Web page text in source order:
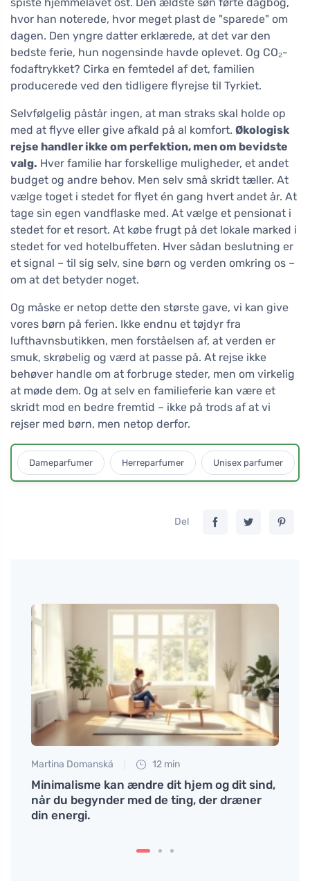
spiste hjemmelavet ost. Den ældste søn førte dagbog,
hvor han noterede, hvor meget plast de "sparede" om
dagen. Den yngre datter erklærede, at det var den
bedste ferie, hun nogensinde havde oplevet. Og CO₂-
fodaftrykket? Cirka en femtedel af det, familien
producerede ved den tidligere flyrejse til Tyrkiet.
Selvfølgelig påstår ingen, at man straks skal holde op
med at flyve eller give afkald på al komfort. Økologisk
rejse handler ikke om perfektion, men om bevidste
valg. Hver familie har forskellige muligheder, et andet
budget og andre behov. Men selv små skridt tæller. At
vælge toget i stedet for flyet én gang hvert andet år. At
tage sin egen vandflaske med. At vælge et pensionat i
stedet for et resort. At købe frugt på det lokale marked i
stedet for ved hotelbuffeten. Hver sådan beslutning er
et signal – til sig selv, sine børn og verden omkring os –
om at det betyder noget.
Og måske er netop dette den største gave, vi kan give
vores børn på ferien. Ikke endnu et tøjdyr fra
lufthavnsbutikken, men forståelsen af, at verden er
smuk, skrøbelig og værd at passe på. At rejse ikke
behøver handle om at forbruge steder, men om virkelig
at møde dem. Og at selv en familieferie kan være et
skridt mod en bedre fremtid – ikke på trods af at vi
rejser med børn, men netop derfor.
Dameparfumer Herreparfumer Unisex parfumer
Del
Martina Domanská 12 min
Minimalisme kan ændre dit hjem og dit sind,
når du begynder med de ting, der dræner
din energi.